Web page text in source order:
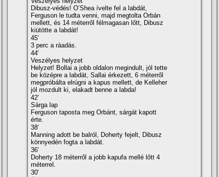
Dibusz-védés! O’Shea ívelte fel a labdát,
Ferguson le tudta venni, majd megtolta Orbán
mellett, és 14 méterről félmagasan lőtt, Dibusz
kiütötte a labdát!
45′
3 perc a ráadás.
44′
Veszélyes helyzet
Helyzet! Bollai a jobb oldalon megindult, jól tette
be középre a labdát, Sallai érkezett, 6 méterről
megpróbálta elrúgni a kapus mellett, de Kelleher
jól mozdult ki, elakadt benne a labda!
42′
Sárga lap
Ferguson taposta meg Orbánt, sárgát kapott
érte.
38′
Manning adott be balról, Doherty fejelt, Dibusz
könnyedén fogta a labdát.
36′
Doherty 18 méterről a jobb kapufa mellé lőtt 4
méterrel.
30′